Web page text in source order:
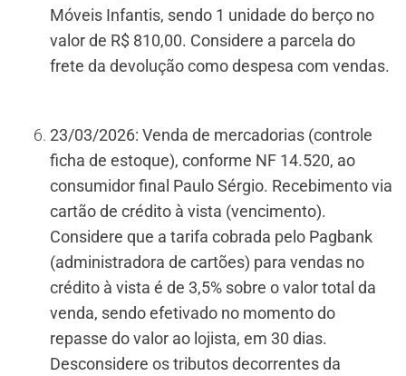
Móveis Infantis, sendo 1 unidade do berço no
valor de R$ 810,00. Considere a parcela do
frete da devolução como despesa com vendas.
23/03/2026: Venda de mercadorias (controle
ficha de estoque), conforme NF 14.520, ao
consumidor final Paulo Sérgio. Recebimento via
cartão de crédito à vista (vencimento).
Considere que a tarifa cobrada pelo Pagbank
(administradora de cartões) para vendas no
crédito à vista é de 3,5% sobre o valor total da
venda, sendo efetivado no momento do
repasse do valor ao lojista, em 30 dias.
Desconsidere os tributos decorrentes da